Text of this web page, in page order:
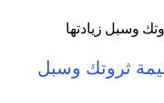
ثروتك وسبل